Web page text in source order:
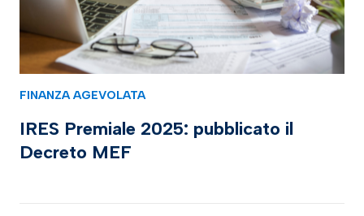
FINANZA AGEVOLATA
IRES Premiale 2025: pubblicato il
Decreto MEF